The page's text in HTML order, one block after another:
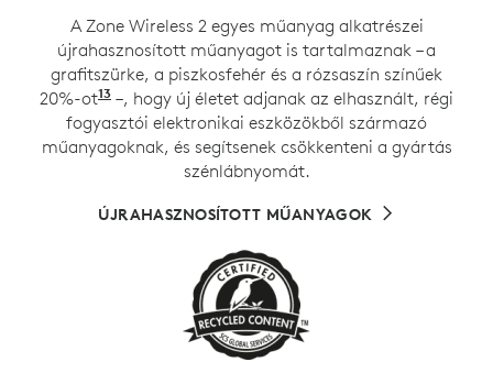
A Zone Wireless 2 egyes műanyag alkatrészei
újrahasznosított műanyagot is tartalmaznak – a
grafitszürke, a piszkosfehér és a rózsaszín színűek
20%-ot13 A nyomtatott áramköri szerelvényekben
–, hogy új életet adjanak az elhasznált, régi
fogyasztói elektronikai eszközökből származó
műanyagoknak, és segítsenek csökkenteni a gyártás
szénlábnyomát.
ÚJRAHASZNOSÍTOTT MŰANYAGOK